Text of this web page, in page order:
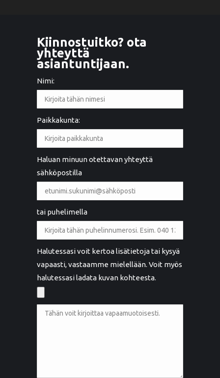
Kiinnostuitko? ota
yhteyttä
asiantuntijaan.
Nimi:
Paikkakunta:
Haluan minuun otettavan yhteyttä
sähköpostilla
tai puhelimella
Halutessasi voit kertoa lisätietoja tai kysyä
vapaasti, vastaamme mielellään. Voit myös
halutessasi ladata kuvan kohteesta.